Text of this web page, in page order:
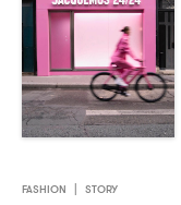
FASHION STORY